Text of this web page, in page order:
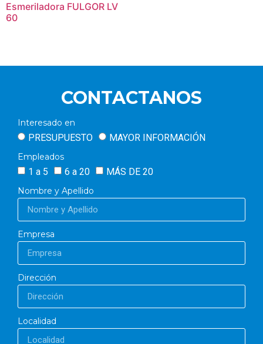
Esmeriladora FULGOR LV
60
CONTACTANOS
Interesado en
PRESUPUESTO MAYOR INFORMACIÓN
Empleados
1 a 5 6 a 20 MÁS DE 20
Nombre y Apellido
Empresa
Dirección
Localidad